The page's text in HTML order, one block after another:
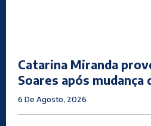
Catarina Miranda
Soares após mudança
6 De Agosto, 2026